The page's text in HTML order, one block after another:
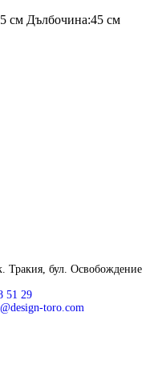
см Дълбочина:45 см
Тракия, бул. Освобождение
51 29
toro.com